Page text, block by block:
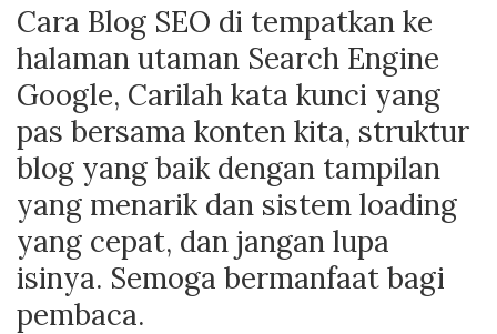
Cara Blog SEO di tempatkan ke
halaman utaman Search Engine
Google, Carilah kata kunci yang
pas bersama konten kita, struktur
blog yang baik dengan tampilan
yang menarik dan sistem loading
yang cepat, dan jangan lupa
isinya. Semoga bermanfaat bagi
pembaca.